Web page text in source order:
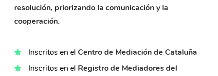
resolución, priorizando la comunicación y la
cooperación.
Inscritos en el Centro de Mediación de Cataluña
Inscritos en el Registro de Mediadores del